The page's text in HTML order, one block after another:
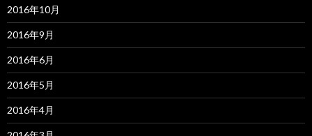
2016年10月
2016年9月
2016年6月
2016年5月
2016年4月